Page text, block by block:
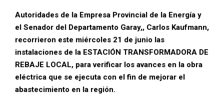
Autoridades de la Empresa Provincial de la Energía y
el Senador del Departamento Garay,, Carlos Kaufmann,
recorrieron este miércoles 21 de junio las
instalaciones de la ESTACIÓN TRANSFORMADORA DE
REBAJE LOCAL, para verificar los avances en la obra
eléctrica que se ejecuta con el fin de mejorar el
abastecimiento en la región.